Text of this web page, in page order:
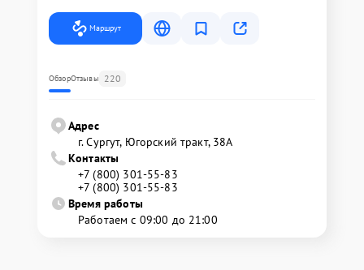
Маршрут
ОбзорОтзывы 220
Адрес
г. Сургут, Югорский тракт, 38А
Контакты
+7 (800) 301-55-83
+7 (800) 301-55-83
Время работы
Работаем с 09:00 до 21:00